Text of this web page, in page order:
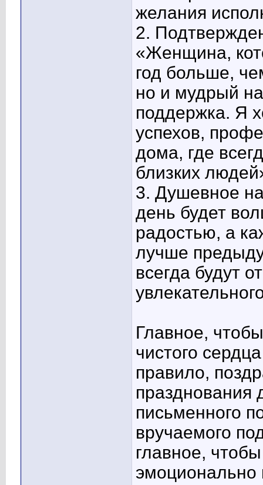
желания
2.
«Женщина,
год больше,
но и мудрый
поддержка. Я
успехов,
дома, где
близких
3. Душевное
день будет
радостью, а
лучше
всегда будут
Главное,
чистого
правило,
празднования
письменного
вручаемого
главное,
эмоционально